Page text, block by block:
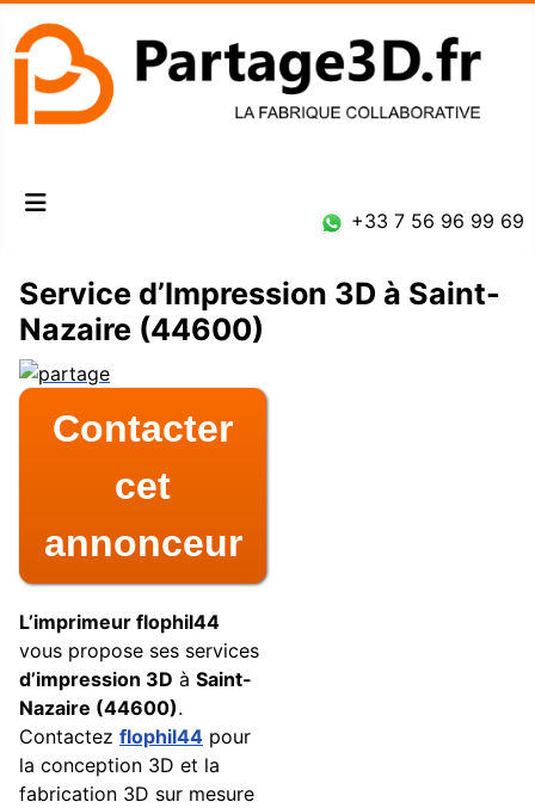
+33 7 56 96 99 69
Service d’Impression 3D à Saint-
Nazaire (44600)
Contacter
cet
annonceur
L’imprimeur flophil44
vous propose ses services
d’impression 3D à Saint-
Nazaire (44600).
Contactez flophil44 pour
la conception 3D et la
fabrication 3D sur mesure